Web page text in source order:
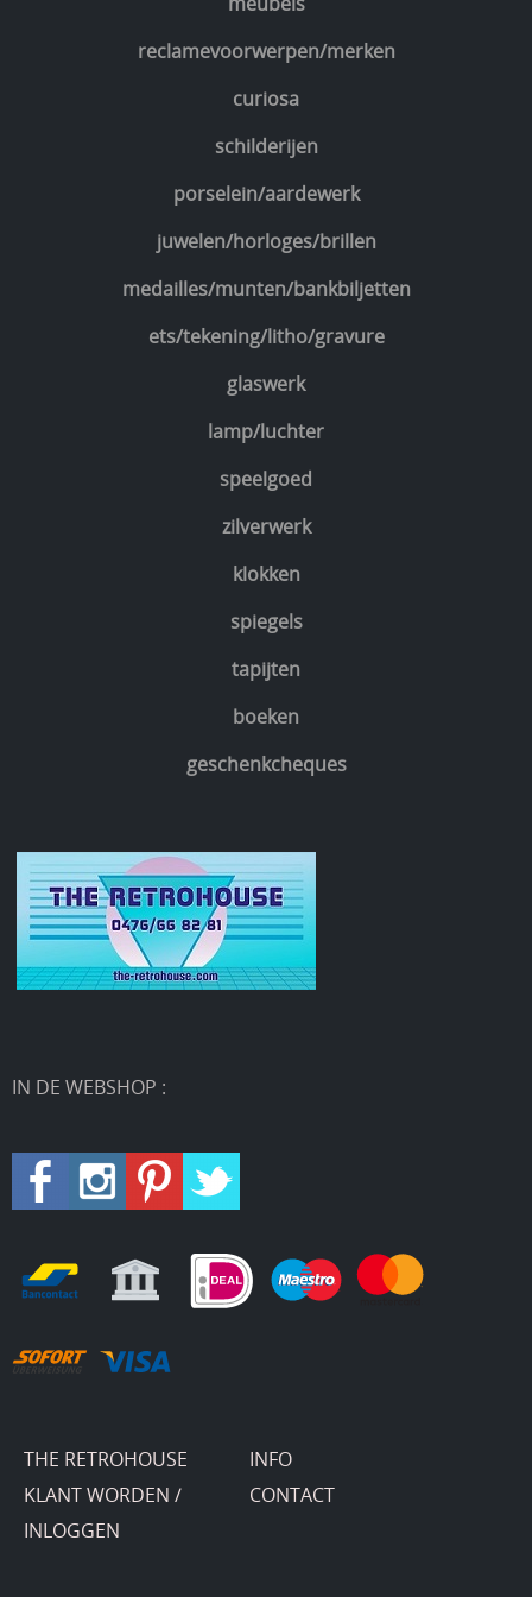
reclamevoorwerpen/merken
curiosa
schilderijen
porselein/aardewerk
juwelen/horloges/brillen
medailles/munten/bankbiljetten
ets/tekening/litho/gravure
glaswerk
lamp/luchter
speelgoed
zilverwerk
klokken
spiegels
tapijten
boeken
geschenkcheques
IN DE WEBSHOP :
THE RETROHOUSE
INFO
KLANT WORDEN /
INLOGGEN
CONTACT